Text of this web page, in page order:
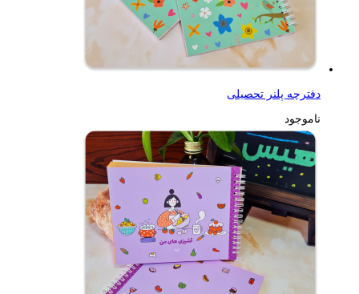
دفترچه پلنر تحصیلی
ناموجود